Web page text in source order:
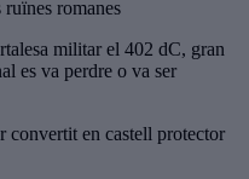
romanes
militar el 402 dC, gran
es va perdre o va ser
convertit en castell protector